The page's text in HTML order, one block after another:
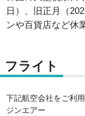
日）、旧正月（
ンや百貨店など休
フライト
下記航空会社をご利
ジンエアー